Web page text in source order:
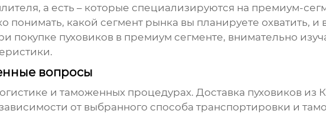
а есть – которые специализируются на премиум-
понимать, какой сегмент рынка вы планируете охватить,
покупке пуховиковв премиум сегменте, внимательно
вопросы
и таможенных процедурах. Доставка пуховиковиз
от выбранного способа транспортировки и